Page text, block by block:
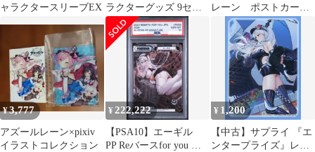
ャラクタースリーブEX ラクターグッズ 9セッ
ト
レーン ポストカード]
[かわい][アズールレー
¥3,777
アズールレーン×pixiv
イラストコレクション
¥ 222,222
【PSA10】エーギル
PP Reバースfor you ア
¥ 1,200
【中古】サプライ 『エ
ンタープライズ』レー